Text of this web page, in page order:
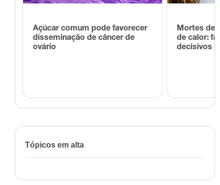
Açúcar comum pode favorecer
disseminação de câncer de
ovário
Mortes de
de calor:
decisivos |
Tópicos em alta